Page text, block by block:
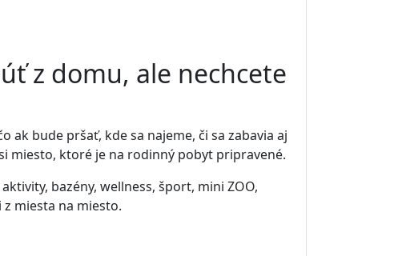
z domu, ale nechcete
ak bude pršať, kde sa najeme, či sa zabavia aj
miesto, ktoré je na rodinný pobyt pripravené.
bazény, wellness, šport, mini ZOO,
miesta na miesto.